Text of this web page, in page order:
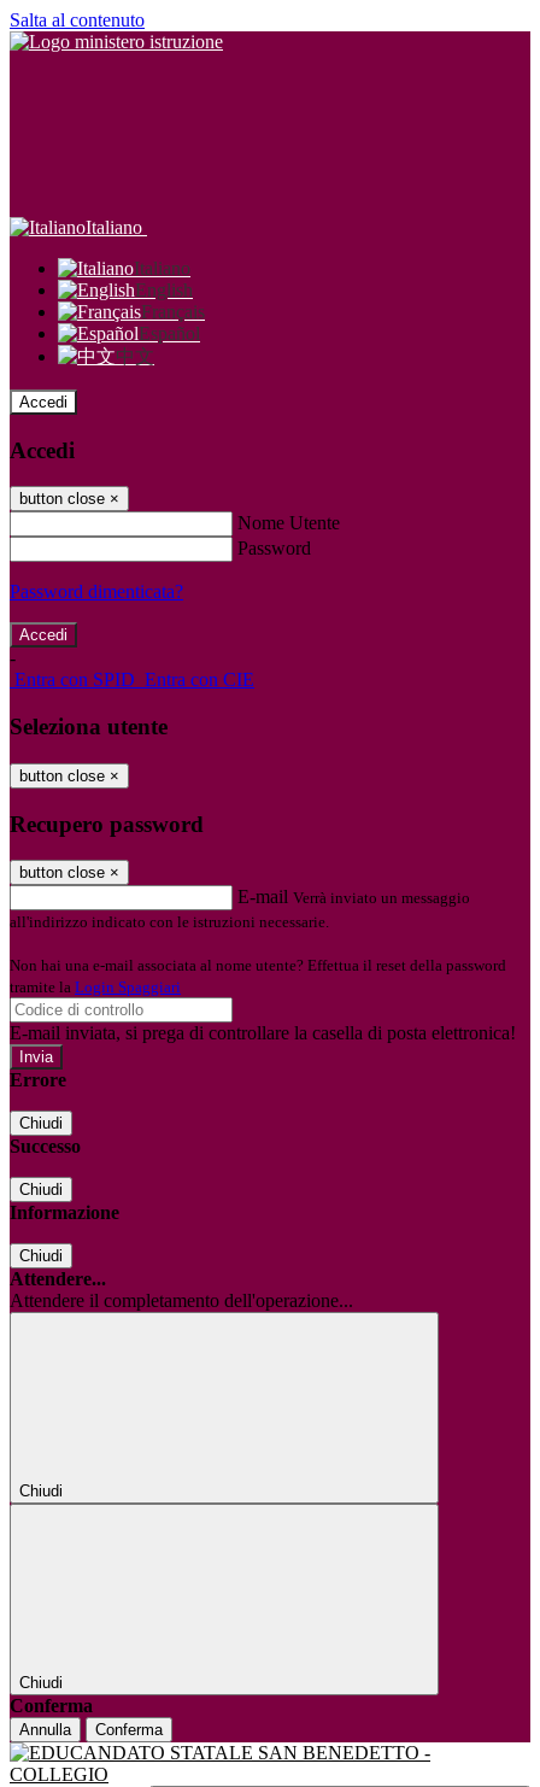
Salta al contenuto
Italiano
Italiano
English
Français
Español
中文
Accedi
Accedi
button close ×
Nome Utente
Password
Password dimenticata?
-
Entra con SPID Entra con CIE
Seleziona utente
button close ×
Recupero password
button close ×
E-mail Verrà inviato un messaggio
all'indirizzo indicato con le istruzioni necessarie.
Non hai una e-mail associata al nome utente? Effettua il reset della password
tramite la Login Spaggiari
E-mail inviata, si prega di controllare la casella di posta elettronica!
Errore
Chiudi
Successo
Chiudi
Informazione
Chiudi
Attendere...
Attendere il completamento dell'operazione...
Chiudi
Chiudi
Conferma
Annulla Conferma